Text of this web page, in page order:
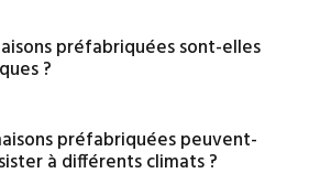
préfabriquées sont-elles
?
préfabriquées peuvent-
à différents climats ?